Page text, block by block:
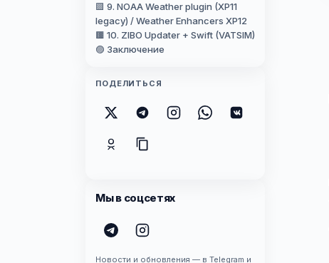
🟪 9. NOAA Weather plugin (XP11
legacy) / Weather Enhancers XP12
🟫 10. ZIBO Updater + Swift (VATSIM)
🟣 Заключение
ПОДЕЛИТЬСЯ
Мы в соцсетях
Новости и обновления — в Telegram и